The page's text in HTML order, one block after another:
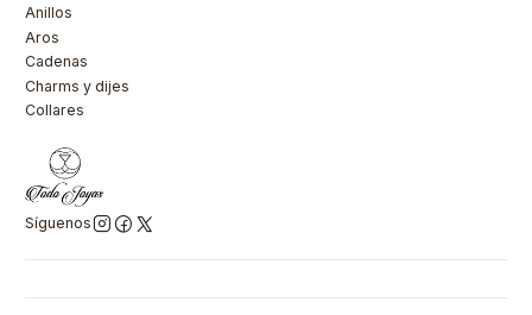
Anillos
Aros
Cadenas
Charms y dijes
Collares
Síguenos